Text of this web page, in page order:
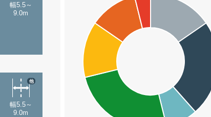
幅5.5～
9.0m
幅5.5～
9.0m
他